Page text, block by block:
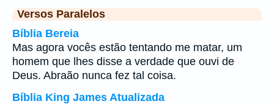
Versos Paralelos
Bíblia Bereia
Mas agora vocês estão tentando me matar, um
homem que lhes disse a verdade que ouvi de
Deus. Abraão nunca fez tal coisa.
Bíblia King James Atualizada